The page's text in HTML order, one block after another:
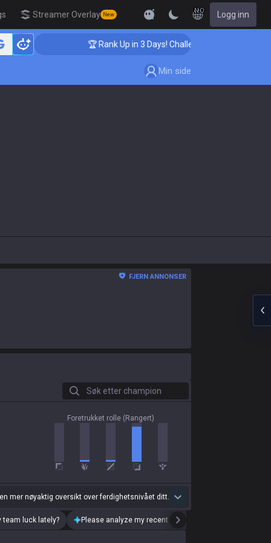
Streamer Overlay New
NO Logg inn
🏆 Rank Up in 3 Days! Challenger Coaching
Min side
FJERN ANNONSER
Søk etter champion
Foretrukket rolle (Rangert)
mer nøyaktig oversikt over ferdighetsnivået ditt.
team luck lately? Please analyze my recent playstyle.